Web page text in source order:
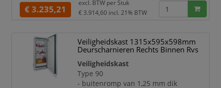
ontluchtingssysteem in de achterwan
Deuren:
- afsluitbaar met cilinderslot
deurblokkering
- deuraanslag rechts
- sluit bij brand automatisch dankzij
thermomechanica
Uitrusting:
€ 3.235,21
excl. BTW per Stuk
€ 3.914,60 incl. 21% BTW
Veiligheidskast 1315x595x598mm
Deurscharnieren Rechts Binnen Rvs
Veiligheidskast
Type 90
- buitenromp van 1,25 mm dik